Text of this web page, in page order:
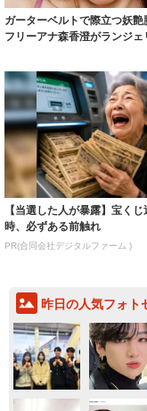
ガーターベルトで際立つ妖
フリーアナ森香澄がランジェ
【当選した人が暴露】宝くじ
時、必ずある前触れ
PR(合同会社デジタルファーム )
昨日の人気フォト